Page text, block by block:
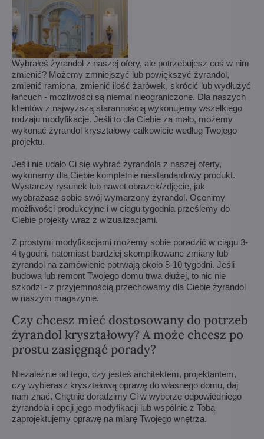
Wybrałeś żyrandol z naszej ofery, ale potrzebujesz coś w nim
zmienić? Możemy zmniejszyć lub powiększyć żyrandol,
zmienić ramiona, zmienić ilość żarówek, skrócić lub wydłużyć
łańcuch - możliwości są niemal nieograniczone. Dla naszych
klientów z najwyższą starannością wykonujemy wszelkiego
rodzaju modyfikacje. Jeśli to dla Ciebie za mało, możemy
wykonać żyrandol kryształowy całkowicie według Twojego
projektu.
Jeśli nie udało Ci się wybrać żyrandola z naszej oferty,
wykonamy dla Ciebie kompletnie niestandardowy produkt.
Wystarczy rysunek lub nawet obrazek/zdjęcie, jak
wyobrażasz sobie swój wymarzony żyrandol. Ocenimy
możliwości produkcyjne i w ciągu tygodnia prześlemy do
Ciebie projekty wraz z wizualizacjami.
Z prostymi modyfikacjami możemy sobie poradzić w ciągu 3-
4 tygodni, natomiast bardziej skomplikowane zmiany lub
żyrandol na zamówienie potrwają około 8-10 tygodni. Jeśli
budowa lub remont Twojego domu trwa dłużej, to nic nie
szkodzi - z przyjemnością przechowamy dla Ciebie żyrandol
w naszym magazynie.
Czy chcesz mieć dostosowany do potrzeb
żyrandol kryształowy? A może chcesz po
prostu zasięgnąć porady?
Niezależnie od tego, czy jesteś architektem, projektantem,
czy wybierasz kryształową oprawę do własnego domu, daj
nam znać. Chętnie doradzimy Ci w wyborze odpowiedniego
żyrandola i opcji jego modyfikacji lub wspólnie z Tobą
zaprojektujemy oprawę na miarę Twojego wnętrza.